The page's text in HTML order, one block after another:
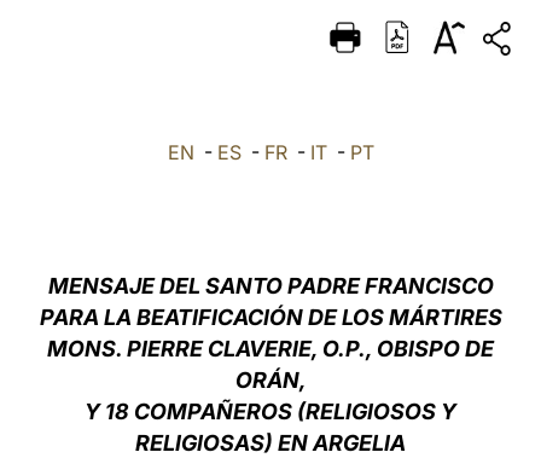
DEUTSCH
EN - ES- FR- IT- PT
MENSAJE DEL SANTO PADRE FRANCISCO
PARA LA BEATIFICACIÓN DE LOS MÁRTIRES
MONS. PIERRE CLAVERIE, O.P., OBISPO DE
ORÁN,
Y 18 COMPAÑEROS (RELIGIOSOS Y
RELIGIOSAS) EN ARGELIA